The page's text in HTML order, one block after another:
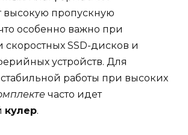
высокую пропускную
особенно важно при
SSD-дисков и
устройств. Для
работы при высоких
часто идет
кулер.